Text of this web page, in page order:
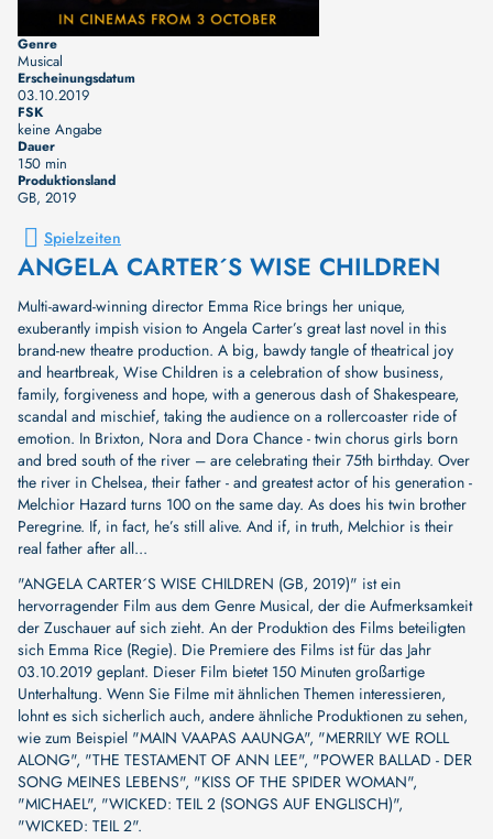
Genre
Musical
Erscheinungsdatum
03.10.2019
FSK
keine Angabe
Dauer
150 min
Produktionsland
GB, 2019
Spielzeiten
ANGELA CARTER´S WISE CHILDREN
Multi-award-winning director Emma Rice brings her unique,
exuberantly impish vision to Angela Carter’s great last novel in this
brand-new theatre production. A big, bawdy tangle of theatrical joy
and heartbreak, Wise Children is a celebration of show business,
family, forgiveness and hope, with a generous dash of Shakespeare,
scandal and mischief, taking the audience on a rollercoaster ride of
emotion. In Brixton, Nora and Dora Chance - twin chorus girls born
and bred south of the river – are celebrating their 75th birthday. Over
the river in Chelsea, their father - and greatest actor of his generation -
Melchior Hazard turns 100 on the same day. As does his twin brother
Peregrine. If, in fact, he’s still alive. And if, in truth, Melchior is their
real father after all...
"ANGELA CARTER´S WISE CHILDREN (GB, 2019)" ist ein
hervorragender Film aus dem Genre Musical, der die Aufmerksamkeit
der Zuschauer auf sich zieht. An der Produktion des Films beteiligten
sich Emma Rice (Regie). Die Premiere des Films ist für das Jahr
03.10.2019 geplant. Dieser Film bietet 150 Minuten großartige
Unterhaltung. Wenn Sie Filme mit ähnlichen Themen interessieren,
lohnt es sich sicherlich auch, andere ähnliche Produktionen zu sehen,
wie zum Beispiel "MAIN VAAPAS AAUNGA", "MERRILY WE ROLL
ALONG", "THE TESTAMENT OF ANN LEE", "POWER BALLAD - DER
SONG MEINES LEBENS", "KISS OF THE SPIDER WOMAN",
"MICHAEL", "WICKED: TEIL 2 (SONGS AUF ENGLISCH)",
"WICKED: TEIL 2".